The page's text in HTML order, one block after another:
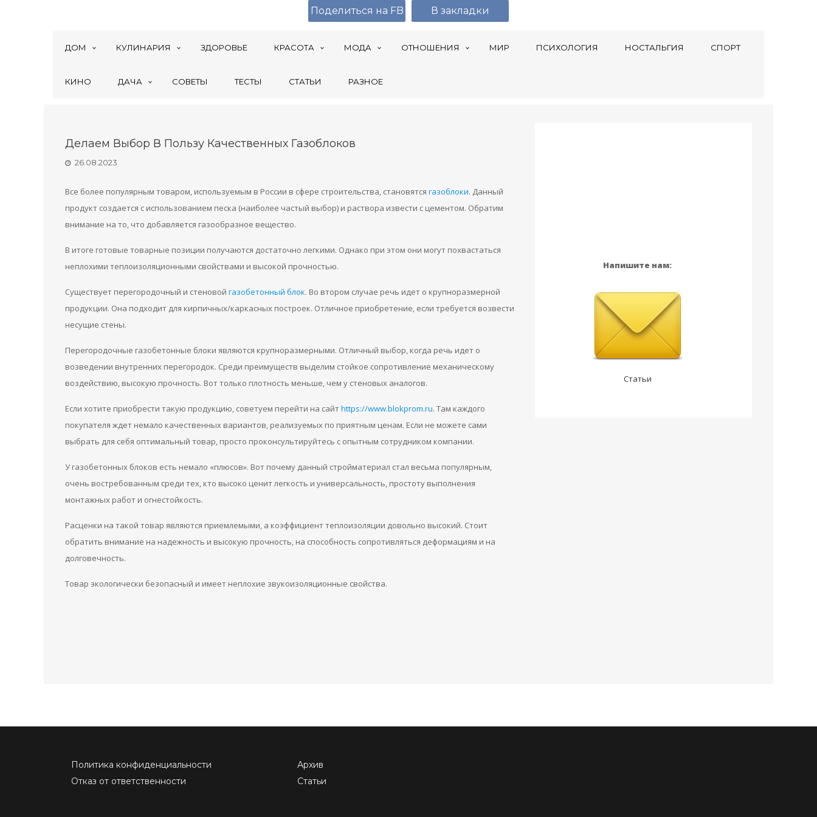
ДОМ КУЛИНАРИЯ ЗДОРОВЬЕ КРАСОТА МОДА ОТНОШЕНИЯ МИР ПСИХОЛОГИЯ НОСТАЛЬГИЯ СПОРТ
КИНО ДАЧА СОВЕТЫ ТЕСТЫ СТАТЬИ РАЗНОЕ
Делаем Выбор В Пользу Качественных Газоблоков
26.08.2023
Все более популярным товаром, используемым в России в сфере строительства, становятся газоблоки. Данный
продукт создается с использованием песка (наиболее частый выбор) и раствора извести с цементом. Обратим
внимание на то, что добавляется газообразное вещество.
В итоге готовые товарные позиции получаются достаточно легкими. Однако при этом они могут похвастаться
неплохими теплоизоляционными свойствами и высокой прочностью.
Существует перегородочный и стеновой газобетонный блок. Во втором случае речь идет о крупноразмерной
продукции. Она подходит для кирпичных/каркасных построек. Отличное приобретение, если требуется возвести
несущие стены.
Перегородочные газобетонные блоки являются крупноразмерными. Отличный выбор, когда речь идет о
возведении внутренних перегородок. Среди преимуществ выделим стойкое сопротивление механическому
воздействию, высокую прочность. Вот только плотность меньше, чем у стеновых аналогов.
Если хотите приобрести такую продукцию, советуем перейти на сайтhttps://www.blokprom.ru. Там каждого
покупателя ждет немало качественных вариантов, реализуемых по приятным ценам. Если не можете сами
выбрать для себя оптимальный товар, просто проконсультируйтесь с опытным сотрудником компании.
У газобетонных блоков есть немало «плюсов». Вот почему данный стройматериал стал весьма популярным,
очень востребованным среди тех, кто высоко ценит легкость и универсальность, простоту выполнения
монтажных работ и огнестойкость.
Расценки на такой товар являются приемлемыми, а коэффициент теплоизоляции довольно высокий. Стоит
обратить внимание на надежность и высокую прочность, на способность сопротивляться деформациям и на
долговечность.
Товар экологически безопасный и имеет неплохие звукоизоляционные свойства.
Напишите нам:
Статьи
Политика конфиденциальности
Отказ от ответственности
Архив
Статьи
Поделиться на FB В закладки